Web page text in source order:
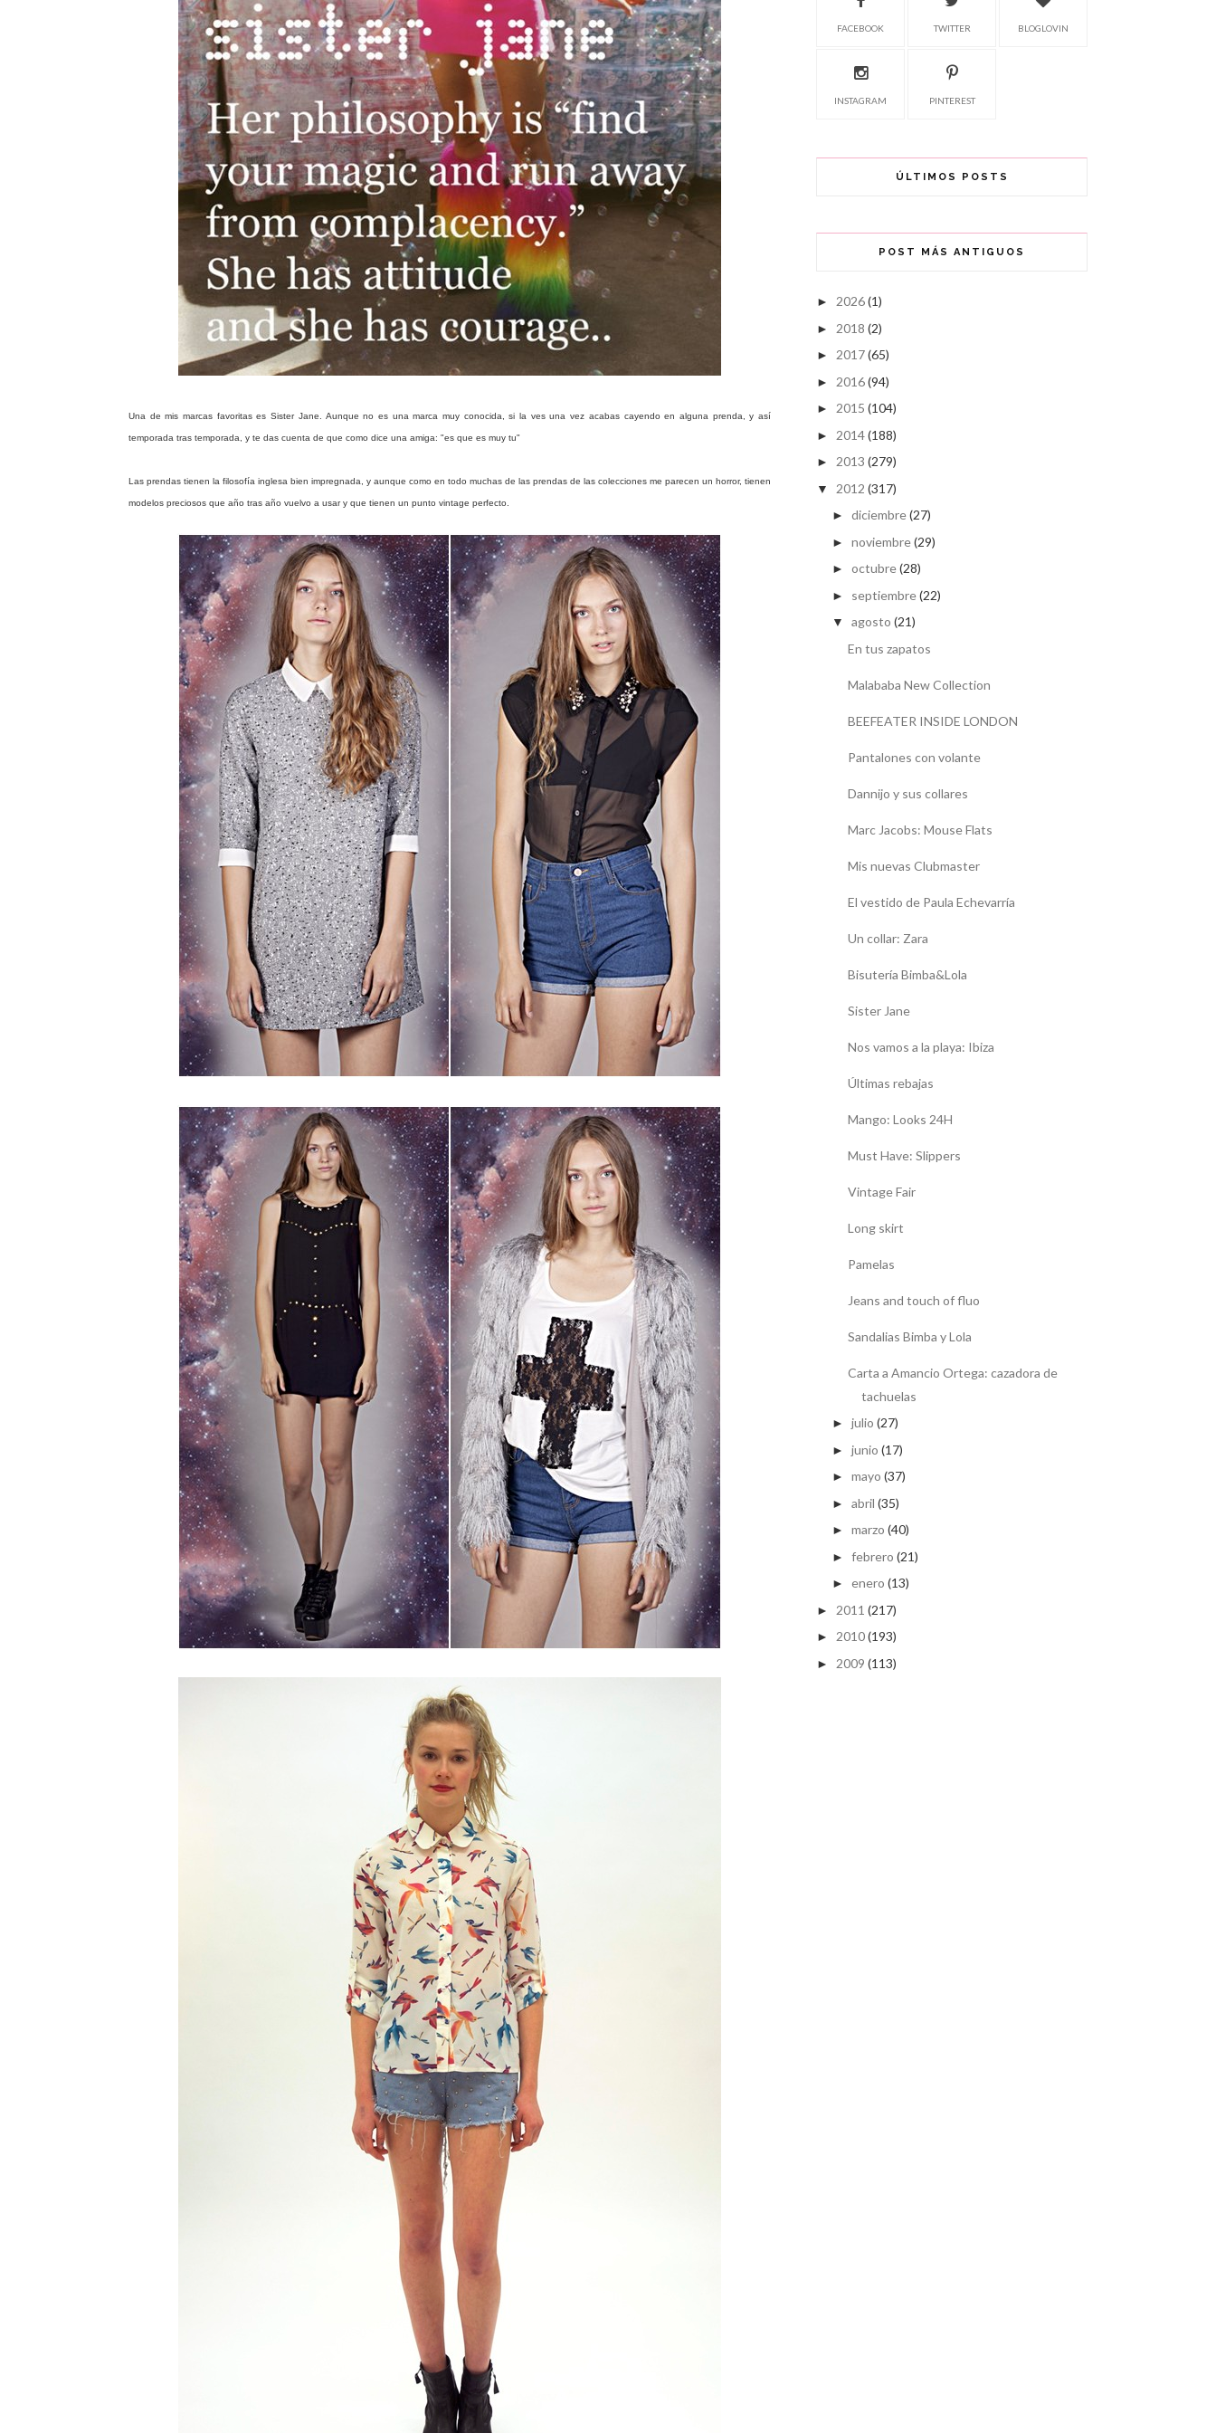
Una de mis marcas favoritas es Sister Jane. Aunque no es una marca muy conocida, si la ves una vez acabas cayendo en alguna prenda, y así
temporada tras temporada, y te das cuenta de que como dice una amiga: "es que es muy tu"
Las prendas tienen la filosofía inglesa bien impregnada, y aunque como en todo muchas de las prendas de las colecciones me parecen un horror, tienen
modelos preciosos que año tras año vuelvo a usar y que tienen un punto vintage perfecto.
FACEBOOK TWITTER BLOGLOVIN
INSTAGRAM PINTEREST
ÚLTIMOS POSTS
POST MÁS ANTIGUOS
► 2026(1)
► 2018 (2)
► 2017(65)
► 2016(94)
► 2015 (104)
► 2014(188)
► 2013 (279)
▼ 2012 (317)
► diciembre(27)
► noviembre(29)
► octubre(28)
► septiembre(22)
▼ agosto (21)
En tus zapatos
Malababa New Collection
BEEFEATER INSIDE LONDON
Pantalones con volante
Dannijo y sus collares
Marc Jacobs: Mouse Flats
Mis nuevas Clubmaster
El vestido de Paula Echevarría
Un collar: Zara
Bisutería Bimba&Lola
Sister Jane
Nos vamos a la playa: Ibiza
Últimas rebajas
Mango: Looks 24H
Must Have: Slippers
Vintage Fair
Long skirt
Pamelas
Jeans and touch of fluo
Sandalias Bimba y Lola
Carta a Amancio Ortega: cazadora de
tachuelas
► julio (27)
► junio (17)
► mayo (37)
► abril (35)
► marzo (40)
► febrero (21)
► enero (13)
► 2011 (217)
► 2010(193)
► 2009 (113)